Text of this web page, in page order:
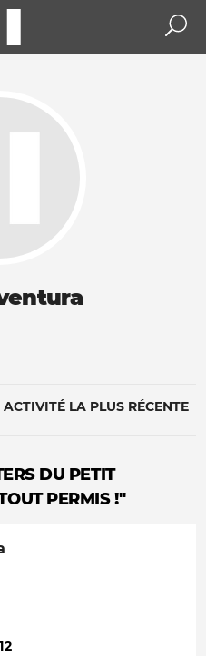
ACTIVITÉ LA PLUS RÉCENTE
DU PETIT
PERMIS !"